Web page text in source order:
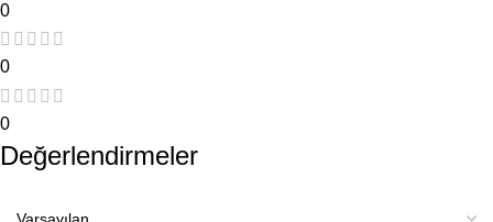
0
0
0
Değerlendirmeler